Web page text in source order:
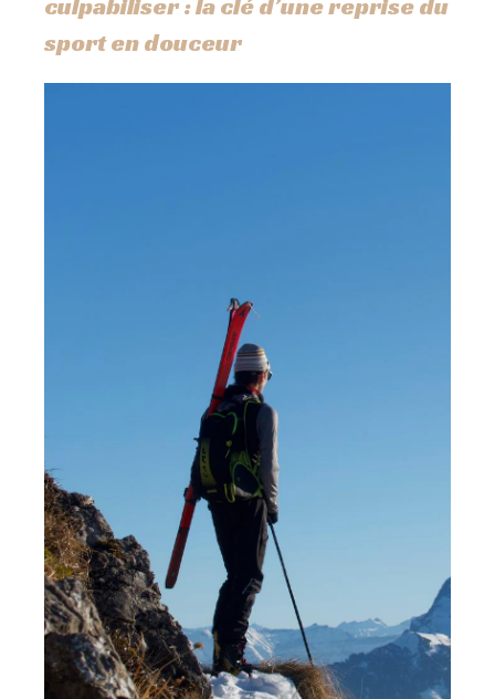
sport en douceur